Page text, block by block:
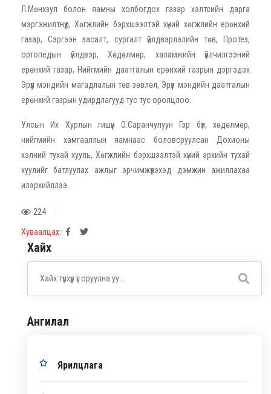
Л.Мөнхзул болон яамны холбогдох газар хэлтсийн дарга
мэргэжилтнүүд, Хөгжлийн бэрхшээлтэй хүний хөгжлийн ерөнхий
газар, Сэргээн засалт, сургалт үйлдвэрлэлийн төв, Протез,
ортопедын үйлдвэр, Хөдөлмөр, халамжийн үйлчилгээний
ерөнхий газар, Нийгмийн даатгалын ерөнхий газрын дэргэдэх
Эрүүл мэндийн магадлалын төв зөвлөл, Эрүүл мэндийн даатгалын
ерөнхий газрын удирдлагууд тус тус оролцлоо.
Улсын Их Хурлын гишүүн О.Саранчулуун Гэр бүл, хөдөлмөр,
нийгмийн хамгааллын яамнаас боловсруулсан Дохионы
хэлний тухай хууль, Хөгжлийн бэрхшээлтэй хүний эрхийн тухай
хуулийг батлуулах ажлыг эрчимжүүлэхэд дэмжин ажиллахаа
илэрхийллээ.
224
Хуваалцах:
Хайх
Ангилал
Ярилцлага